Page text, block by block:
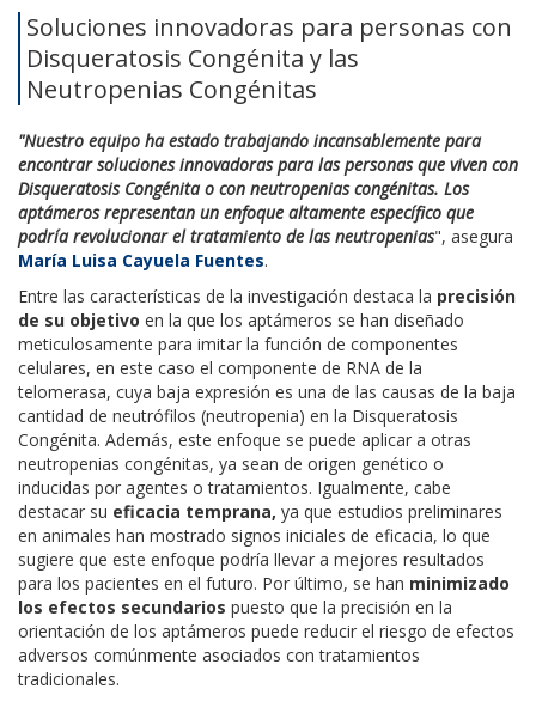
Soluciones innovadoras para personas con
Disqueratosis Congénita y las
Neutropenias Congénitas
"Nuestro equipo ha estado trabajando incansablemente para
encontrar soluciones innovadoras para las personas que viven con
Disqueratosis Congénita o con neutropenias congénitas. Los
aptámeros representan un enfoque altamente específico que
podría revolucionar el tratamiento de las neutropenias", asegura
María Luisa Cayuela Fuentes.
Entre las características de la investigación destaca la precisión
de su objetivo en la que los aptámeros se han diseñado
meticulosamente para imitar la función de componentes
celulares, en este caso el componente de RNA de la
telomerasa, cuya baja expresión es una de las causas de la baja
cantidad de neutrófilos (neutropenia) en la Disqueratosis
Congénita. Además, este enfoque se puede aplicar a otras
neutropenias congénitas, ya sean de origen genético o
inducidas por agentes o tratamientos. Igualmente, cabe
destacar su eficacia temprana, ya que estudios preliminares
en animales han mostrado signos iniciales de eficacia, lo que
sugiere que este enfoque podría llevar a mejores resultados
para los pacientes en el futuro. Por último, se han minimizado
los efectos secundarios puesto que la precisión en la
orientación de los aptámeros puede reducir el riesgo de efectos
adversos comúnmente asociados con tratamientos
tradicionales.